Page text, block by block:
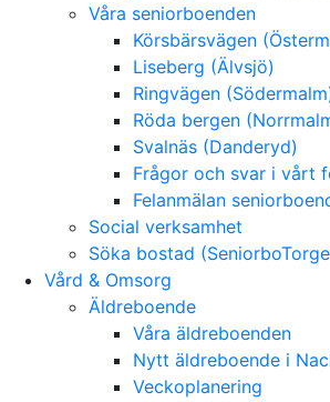
Våra seniorboenden
Körsbärsvägen
Liseberg (Älvsjö)
Ringvägen
Röda bergen
Svalnäs (Danderyd)
Frågor och svar i vårt
Felanmälan
Social verksamhet
Söka bostad
Vård & Omsorg
Äldreboende
Våra äldreboenden
Nytt äldreboende i
Veckoplanering